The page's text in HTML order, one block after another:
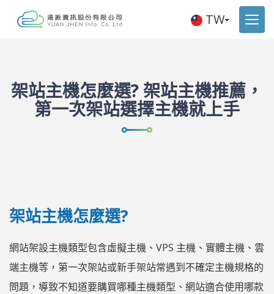
TW
架站主機怎麼選? 架站主機推薦，
第一次架站選擇主機就上手
架站主機怎麼選?
網站架設主機類型包含虛擬主機、VPS 主機、實體主機、雲
端主機等，第一次架站或新手架站常遇到不確定主機規格的
問題，導致不知道要購買哪種主機類型、網站適合使用哪款